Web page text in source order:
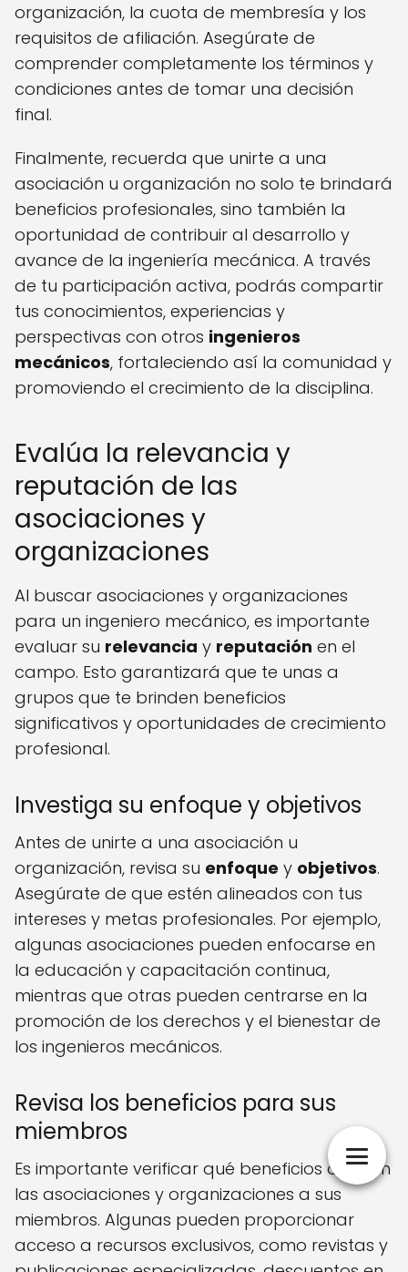
organización, la cuota de membresía y los
requisitos de afiliación. Asegúrate de
comprender completamente los términos y
condiciones antes de tomar una decisión
final.
Finalmente, recuerda que unirte a una
asociación u organización no solo te brindará
beneficios profesionales, sino también la
oportunidad de contribuir al desarrollo y
avance de la ingeniería mecánica. A través
de tu participación activa, podrás compartir
tus conocimientos, experiencias y
perspectivas con otros ingenieros
mecánicos, fortaleciendo así la comunidad y
promoviendo el crecimiento de la disciplina.
Evalúa la relevancia y
reputación de las
asociaciones y
organizaciones
Al buscar asociaciones y organizaciones
para un ingeniero mecánico, es importante
evaluar su relevancia y reputación en el
campo. Esto garantizará que te unas a
grupos que te brinden beneficios
significativos y oportunidades de crecimiento
profesional.
Investiga su enfoque y objetivos
Antes de unirte a una asociación u
organización, revisa su enfoque y objetivos.
Asegúrate de que estén alineados con tus
intereses y metas profesionales. Por ejemplo,
algunas asociaciones pueden enfocarse en
la educación y capacitación continua,
mientras que otras pueden centrarse en la
promoción de los derechos y el bienestar de
los ingenieros mecánicos.
Revisa los beneficios para sus
miembros
Es importante verificar qué beneficios ofrecen
las asociaciones y organizaciones a sus
miembros. Algunas pueden proporcionar
acceso a recursos exclusivos, como revistas y